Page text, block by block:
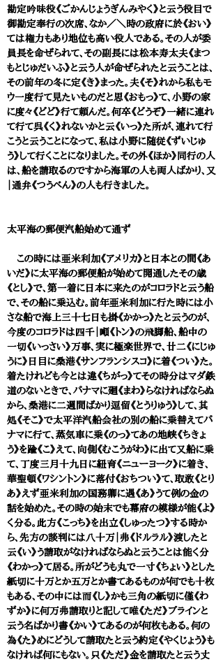
勘定吟味役《ごかんじょうぎんみやく》と云う役目で
御勘定奉行の次席、なか／＼時の政府に於《おい》
ては権力もあり地位も高い役人である。その人が委
員長を命ぜられて、その副長には松本寿太夫《まつ
もとじゅだいふ》と云う人が命ぜられたと云うことは、
その前年の冬に定《き》まった。夫《そ》れから私もモ
ウ一度行て見たいものだと思《おもっ》て、小野の家
に度々《どど》行て頼んだ。何卒《どうぞ》一緒に連れ
て行て呉《く》れないかと云《いっ》た所が、連れて行
こうと云うことになって、私は小野に随従《ずいじゅ
う》して行くことになりました。その外《ほか》同行の人
は、船を請取るのですから海軍の人も両人ばかり、又
｜通弁《つうべん》の人も行きました。
太平海の郵便汽船始めて通ず
この時には亜米利加《アメリカ》と日本との間《あ
いだ》に太平海の郵便船が始めて開通したその歳
《とし》で、第一着に日本に来たのがコロラドと云う船
で、その船に乗込む。前年亜米利加に行た時には小
さな船で海上三十七日も掛《かかっ》たと云うのが、
今度のコロラドは四千｜噸《トン》の飛脚船、船中の
一切《いっさい》万事、実に極楽世界で、廿二《にじゅ
うに》日目に桑港《サンフランシスコ》に着《つい》た。
着たけれども今とは違《ちがっ》てその時分はマダ鉄
道のないときで、パナマに廻《まわ》らなければならぬ
から、桑港に二週間ばかり逗留《とうりゅう》して、其
処《そこ》で太平洋汽船会社の別の船に乗替えてパ
ナマに行て、蒸気車に乗《のっ》てあの地峡《ちきょ
う》を踰《こ》えて、向側《むこうがわ》に出て又船に乗
て、丁度三月十九日に紐育《ニューヨーク》に着き、
華聖頓《ワシントン》に落付《おちつい》て、取敢《とり
あ》えず亜米利加の国務卿に遇《あ》うて例の金の
話を始めた。その時の始末でも幕府の模様が能《よ》
く分る。此方《こっち》を出立《しゅったつ》する時か
ら、先方の談判には八十万｜弗《ドルラル》渡したと
云《い》う請取がなければならぬと云うことは能く分
《わかっ》て居る。所がどうも丸で一寸《ちょい》とした
紙切に十万とか五万とか書てあるものが何でも十枚
もある、その中には而《し》かも三角の紙切に僅《わ
ずか》に何万弗請取りと記して唯《ただ》プラインと
云う名ばかり書《かい》てあるのが何枚もある。何の
為《た》めにどうして請取たと云う約定《やくじょう》も
なければ何にもない。只《ただ》金を請取たと云う丈